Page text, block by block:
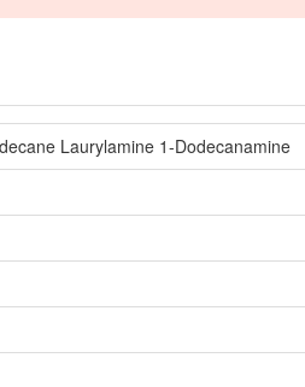
Laurylamine 1-Dodecanamine